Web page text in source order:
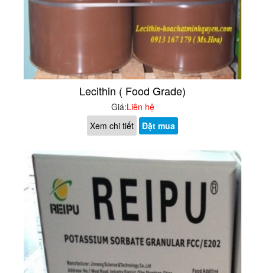
Lecithin ( Food Grade)
Giá:Liên hệ
Xem chi tiết
Đặt mua